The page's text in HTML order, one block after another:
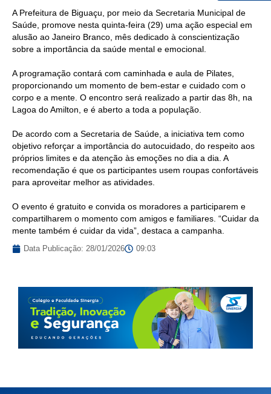
A Prefeitura de Biguaçu, por meio da Secretaria Municipal de
Saúde, promove nesta quinta-feira (29) uma ação especial em
alusão ao Janeiro Branco, mês dedicado à conscientização
sobre a importância da saúde mental e emocional.
A programação contará com caminhada e aula de Pilates,
proporcionando um momento de bem-estar e cuidado com o
corpo e a mente. O encontro será realizado a partir das 8h, na
Lagoa do Amilton, e é aberto a toda a população.
De acordo com a Secretaria de Saúde, a iniciativa tem como
objetivo reforçar a importância do autocuidado, do respeito aos
próprios limites e da atenção às emoções no dia a dia. A
recomendação é que os participantes usem roupas confortáveis
para aproveitar melhor as atividades.
O evento é gratuito e convida os moradores a participarem e
compartilharem o momento com amigos e familiares. “Cuidar da
mente também é cuidar da vida”, destaca a campanha.
Data Publicação: 28/01/2026 09:03